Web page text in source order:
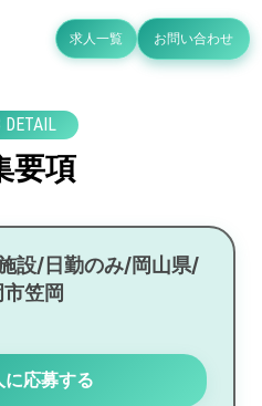
求人一覧 お問い合わせ
DETAIL
要項
設/日勤のみ/岡山県/
笠岡
に応募する